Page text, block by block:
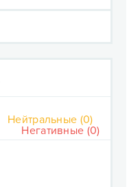
Нейтральные (0)
Негативные (0)